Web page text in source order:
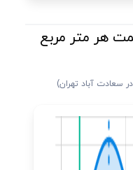
هر متر مربع